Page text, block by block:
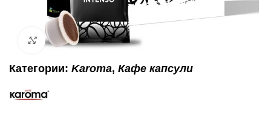
Click to enlarge
Категории: Karoma, Кафе капсули